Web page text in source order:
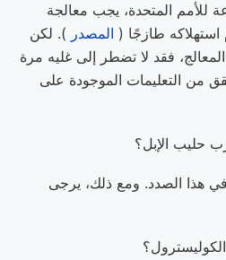
للأمم المتحدة، يجب معالجة
استهلاكه طازجًا ( المصدر ). لكن
فقد لا تضطر إلى غليه مرة
من التعليمات الموجودة على
حليب الإبل؟
هذا الصدد. ومع ذلك، يرجى